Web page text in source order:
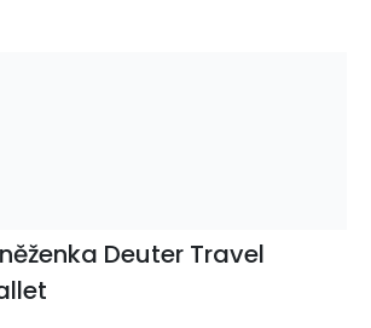
Deuter Travel